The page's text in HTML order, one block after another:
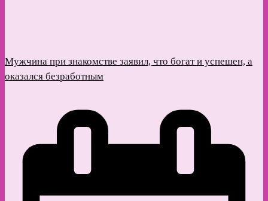
Мужчина при знакомстве заявил, что богат и успешен, а
оказался безработным